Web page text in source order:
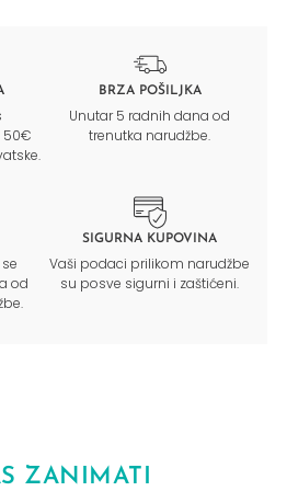
50€
BRZA POŠILJKA
Unutar 5 radnih dana od
trenutka narudžbe.
od
SIGURNA KUPOVINA
Vaši podaci prilikom narudžbe
su posve sigurni i zaštićeni.
ZANIMATI